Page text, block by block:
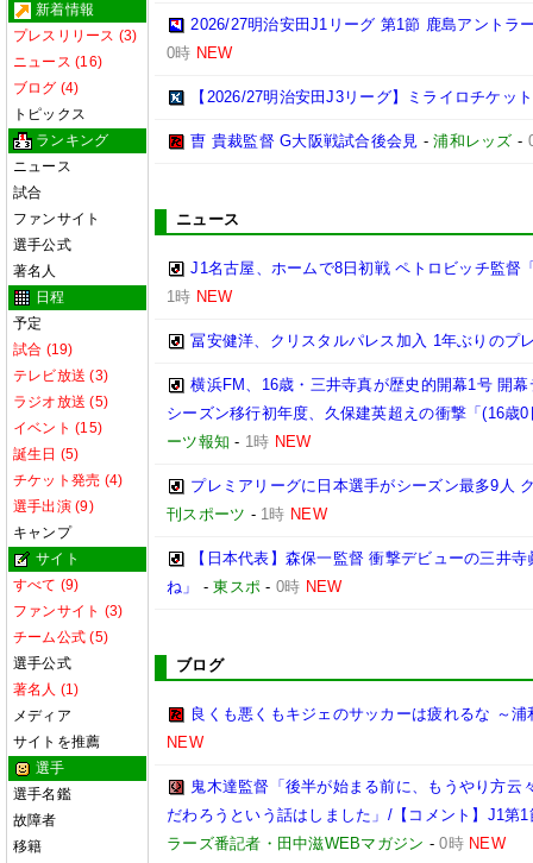
新着情報
プレスリリース (3)
ニュース (16)
ブログ (4)
トピックス
ランキング
ニュース
試合
ファンサイト
選手公式
著名人
日程
予定
試合 (19)
テレビ放送 (3)
ラジオ放送 (5)
イベント (15)
誕生日 (5)
チケット発売 (4)
選手出演 (9)
キャンプ
サイト
すべて (9)
ファンサイト (3)
チーム公式 (5)
選手公式
著名人 (1)
メディア
サイトを推薦
選手
選手名鑑
故障者
移籍
2026/27明治安田J1リーグ 第1節 鹿島アントラ
0時 NEW
【2026/27明治安田J3リーグ】ミライロチケッ
曺 貴裁監督 G大阪戦試合後会見 -浦和レッズ -
ニュース
J1名古屋、ホームで8日初戦 ペトロビッチ監督
1時 NEW
冨安健洋、クリスタルパレス加入 1年ぶりのプ
横浜FM、16歳・三井寺真が歴史的開幕1号 開
シーズン移行初年度、久保建英超えの衝撃「(16歳
ーツ報知 - 1時 NEW
プレミアリーグに日本選手がシーズン最多9人
刊スポーツ - 1時 NEW
【日本代表】森保一監督 衝撃デビューの三井
ね」
-東スポ - 0時 NEW
ブログ
良くも悪くもキジェのサッカーは疲れるな ～
NEW
鬼木達監督「後半が始まる前に、もうやり方
だわろうという話はしました」/【コメント】J1第
ラーズ番記者・田中滋WEBマガジン -0時 NEW